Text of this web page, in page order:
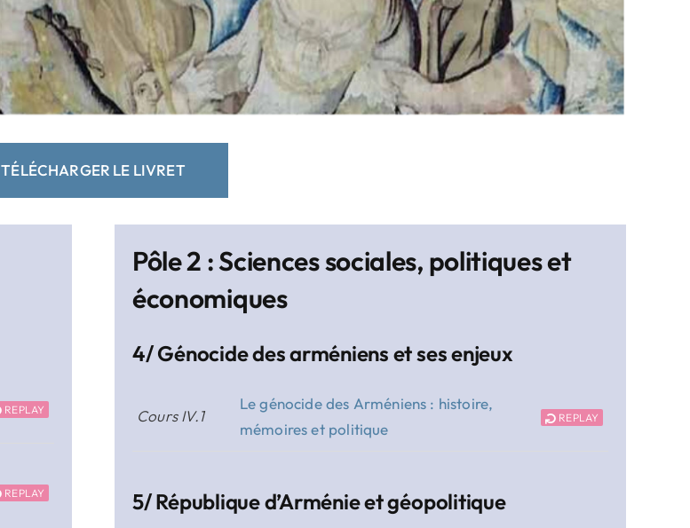
TÉLÉCHARGER LE LIVRET
REPLAY
REPLAY
Pôle 2 : Sciences sociales, politiques et
économiques
4/ Génocide des arméniens et ses enjeux
Cours IV.1
Le génocide des Arméniens : histoire,
mémoires et politique
REPLAY
5/ République d’Arménie et géopolitique